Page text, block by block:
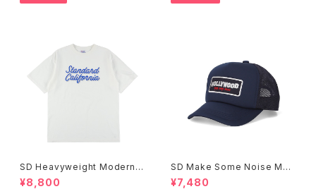
SD Heavyweight Modern T
wist Signs Logo T
¥8,800
SD Make Some Noise Mes
h Cap
¥7,480